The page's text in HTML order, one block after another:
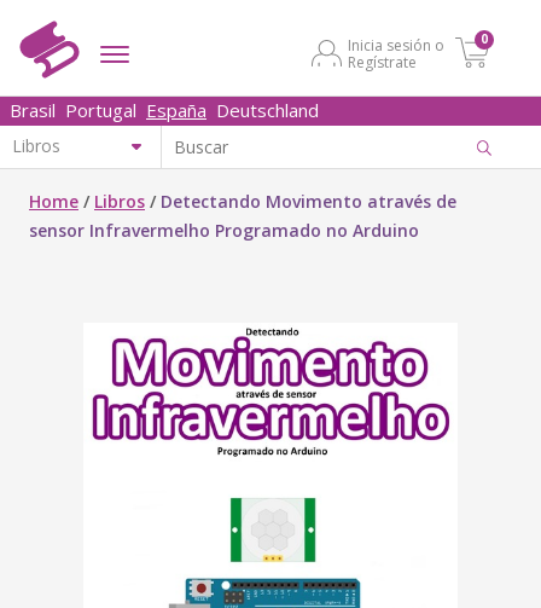
Inicia sesión o
Regístrate
0
Brasil Portugal España Deutschland
Home / Libros / Detectando Movimento através de
sensor Infravermelho Programado no Arduino